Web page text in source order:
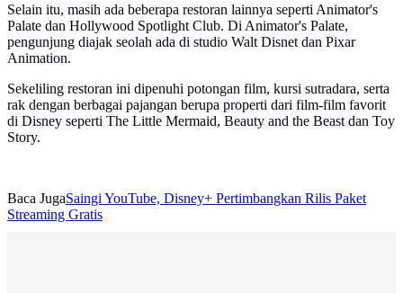
Selain itu, masih ada beberapa restoran lainnya seperti Animator's
Palate dan Hollywood Spotlight Club. Di Animator's Palate,
pengunjung diajak seolah ada di studio Walt Disnet dan Pixar
Animation.
Sekeliling restoran ini dipenuhi potongan film, kursi sutradara, serta
rak dengan berbagai pajangan berupa properti dari film-film favorit
di Disney seperti The Little Mermaid, Beauty and the Beast dan Toy
Story.
Baca JugaSaingi YouTube, Disney+ Pertimbangkan Rilis Paket
Streaming Gratis